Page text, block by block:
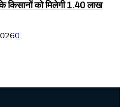
किसानों को मिलेगी 1.40 लाख
0